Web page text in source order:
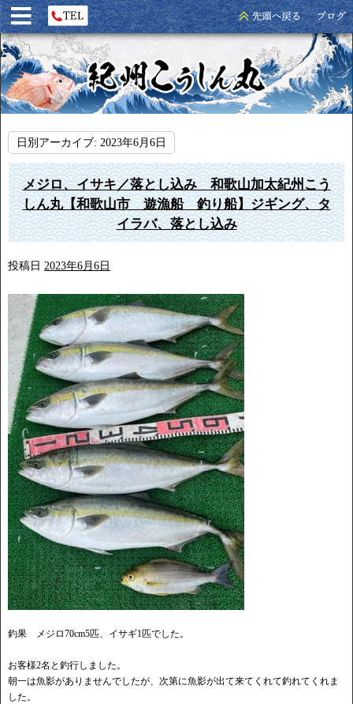
日別アーカイブ: 2023年6月6日
メジロ、イサキ／落とし込み 和歌山加太紀州こう
しん丸【和歌山市 遊漁船 釣り船】ジギング、タ
イラバ、落とし込み
投稿日 2023年6月6日
釣果 メジロ70cm5匹、イサギ1匹でした。
お客様2名と釣行しました。
朝一は魚影がありませんでしたが、次第に魚影が出て来てくれて釣れてくれま
した。